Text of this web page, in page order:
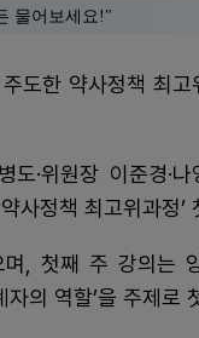
물어보세요!"
도한 약사정책 최
·위원장 이준경·
정책 최고위과정’
, 첫째 주 강의는
의 역할’을 주제로